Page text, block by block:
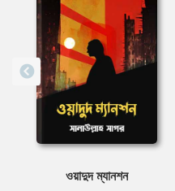
ওয়াদুদ ম্যানশন